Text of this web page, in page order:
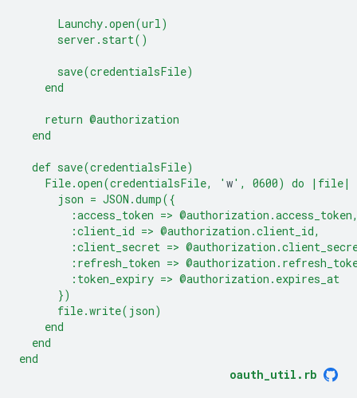
      Launchy.open(url)
      server.start()
      save(credentialsFile)
    end
    return @authorization
  end
  def save(credentialsFile)
    File.open(credentialsFile, '
w', 0600) do |file|
      json = JSON.dump({
:access_token =>
        :client_id => @authorization.client_id,
:client_secret =>
:refresh_token =>
        :token_expiry => @authorization.expires_at
      })
      file.write(json)
    end
  end
end
oauth_util.rb